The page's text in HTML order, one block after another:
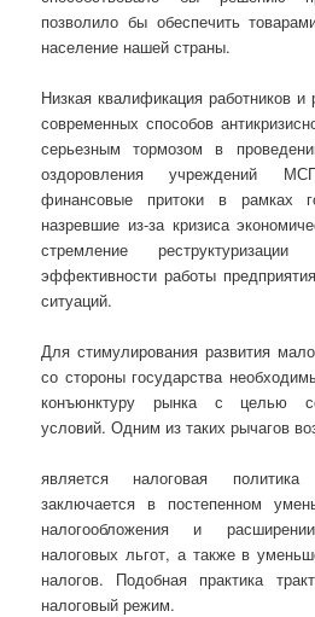
позволило бы обеспечить
население нашей страны.
Низкая квалификация работников и
современных способов
серьезным тормозом в
оздоровления учреждений
финансовые притоки в рамках
назревшие из-за кризиса
стремление
эффективности работы
ситуаций.
Для стимулирования развития
со стороны государства
конъюнктуру рынка с целью
условий. Одним из таких рычагов
является налоговая политика
заключается в постепенном
налогообложения и
налоговых льгот, а также в
налогов. Подобная практика
налоговый режим.